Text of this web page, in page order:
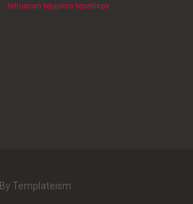
tehuacan tejupilco tepetlixpa
By Templateism